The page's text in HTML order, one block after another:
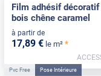
Film adhésif
bois chêne caramel
à partir de
17,89 € le m² *
Pvc Free Pose Intérieure